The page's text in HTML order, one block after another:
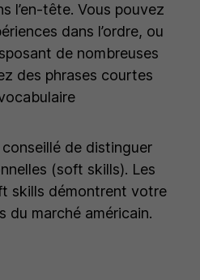
l’en-tête. Vous pouvez
dans l’ordre, ou
de nombreuses
des phrases courtes
de distinguer
(soft skills). Les
skills démontrent votre
du marché américain.